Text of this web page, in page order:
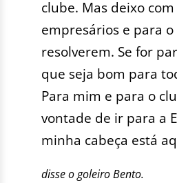
clube. Mas deixo
empresários e para o
resolverem. Se for
que seja bom para
Para mim e para o
vontade de ir para a
minha cabeça está
disse o goleiro Bento.